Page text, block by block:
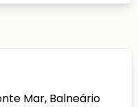
Mar, Balneário